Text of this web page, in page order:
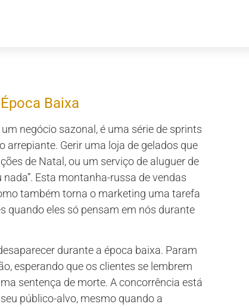
Baixa
negócio sazonal, é uma série de sprints
arrepiante. Gerir uma loja de gelados que
de Natal, ou um serviço de aluguer de
Esta montanha-russa de vendas
também torna o marketing uma tarefa
quando eles só pensam em nós durante
durante a época baixa. Param
esperando que os clientes se lembrem
sentença de morte. A concorrência está
público-alvo, mesmo quando a